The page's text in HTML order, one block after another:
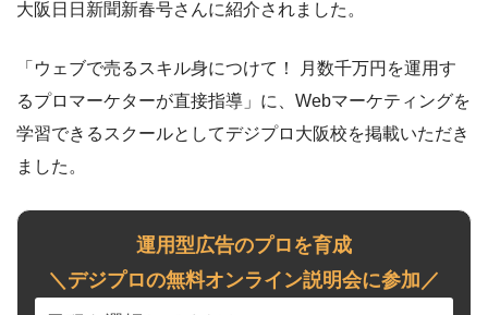
大阪日日新聞新春号さんに紹介されました。
「ウェブで売るスキル身につけて！ 月数千万円を運用す
るプロマーケターが直接指導」に、Webマーケティングを
学習できるスクールとしてデジプロ大阪校を掲載いただき
ました。
運用型広告のプロを育成
＼デジプロの無料オンライン説明会に参加／